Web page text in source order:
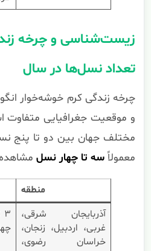
زیست‌شناسی و چرخه
تعداد نسل‌ها در سال
چرخه زندگی کرم خوشه‌خوار
و موقعیت جغرافیایی
مختلف جهان بین دو تا پنج
معمولاًسه تا چهار نسل
منطقه
آذربایجان شرقی،
غربی، اردبیل، زنجان،
خراسان رضوی،